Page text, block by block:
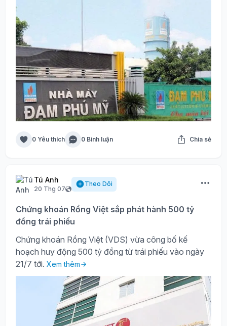
0 Yêu thích 0 Bình luận Chia sẻ
Tú Anh
20 Thg 07
Theo Dõi
Chứng khoán Rồng Việt sắp phát hành 500 tỷ
đồng trái phiếu
Chứng khoán Rồng Việt (VDS) vừa công bố kế
hoạch huy động 500 tỷ đồng từ trái phiếu vào ngày
21/7 tới. Xem thêm